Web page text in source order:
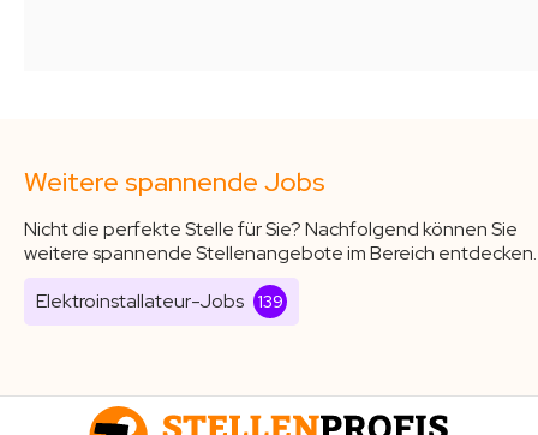
Weitere spannende Jobs
Nicht die perfekte Stelle für Sie? Nachfolgend können Sie
weitere spannende Stellenangebote im Bereich entdecken.
Elektroinstallateur-Jobs
139